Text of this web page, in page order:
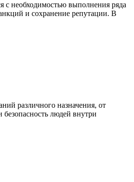
с необходимостью выполнения ряда
и сохранение репутации. В
различного назначения, от
людей внутри